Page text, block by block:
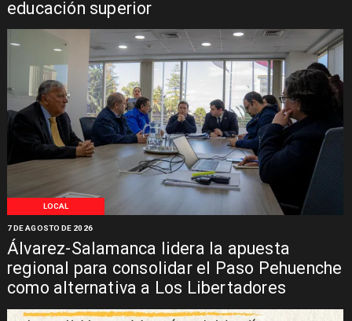
educación superior
LOCAL
Álvarez-Salamanca lidera la apuesta
regional para consolidar el Paso Pehuenche
como alternativa a Los Libertadores
7 DE AGOSTO DE 2026